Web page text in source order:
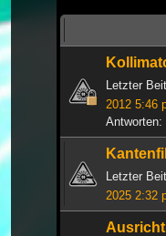
Letzter
2012 5:46
Antworten:
Letzter
2025 2:32